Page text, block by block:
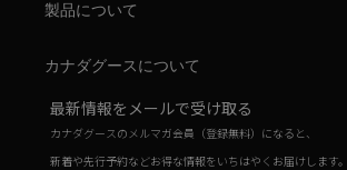
製品について
カナダグースについて
最新情報をメールで受け取る
カナダグースのメルマガ会員（登録無料）になると、
新着や先行予約などお得な情報をいちはやくお届けします。